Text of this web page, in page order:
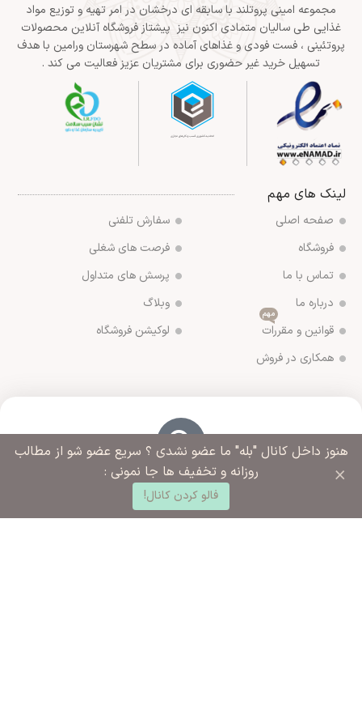
مجموعه امینی پروتلند با سابقه ای درخشان در امر تهیه و توزیع مواد
غذایی طی سالیان متمادی اکنون نیز پیشتاز فروشگاه آنلاین محصولات
پروتئینی ، فست فودی و غذاهای آماده در سطح شهرستان ورامین با هدف
تسهیل خرید غیر حضوری برای مشتریان عزیز فعالیت می کند .
لینک های مهم
صفحه اصلی
فروشگاه
تماس با ما
درباره ما
قوانین و مقررات
مهم
همکاری در فروش
سفارش تلفنی
فرصت های شغلی
پرسش های متداول
وبلاگ
لوکیشن فروشگاه
آدرس فروشگاه
ورامین مجتمع ادارات خیابان آزادگان روبروی خیابان ملاهادی
سبزواری نبش کوچه شهید رضایی
هنوز داخل کانال "بله" ما عضو نشدی ؟ سریع عضو شو از مطالب
روزانه و تخفیف ها جا نمونی :
فالو کردن کانال!
×